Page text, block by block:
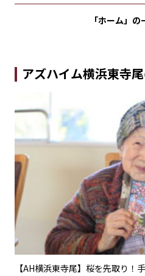
「ホーム」の
アズハイム横浜東寺
【AH横浜東寺尾】桜を先取り！